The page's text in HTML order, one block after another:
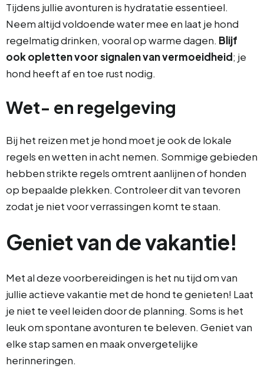
Tijdens jullie avonturen is hydratatie essentieel.
Neem altijd voldoende water mee en laat je hond
regelmatig drinken, vooral op warme dagen. Blijf
ook opletten voor signalen van vermoeidheid; je
hond heeft af en toe rust nodig.
Wet- en regelgeving
Bij het reizen met je hond moet je ook de lokale
regels en wetten in acht nemen. Sommige gebieden
hebben strikte regels omtrent aanlijnen of honden
op bepaalde plekken. Controleer dit van tevoren
zodat je niet voor verrassingen komt te staan.
Geniet van de vakantie!
Met al deze voorbereidingen is het nu tijd om van
jullie actieve vakantie met de hond te genieten! Laat
je niet te veel leiden door de planning. Soms is het
leuk om spontane avonturen te beleven. Geniet van
elke stap samen en maak onvergetelijke
herinneringen.